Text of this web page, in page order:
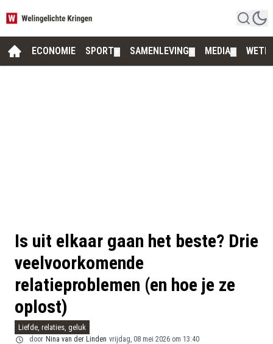
ECONOMIE SPORT SAMENLEVING MEDIA
Is uit elkaar gaan het beste? Drie
veelvoorkomende
relatieproblemen (en hoe je ze
oplost)
Liefde, relaties, geluk
door Nina van der Linden vrijdag, 08 mei 2026 om 13:40